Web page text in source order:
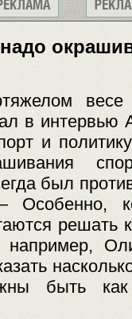
весе
в интервью
и
был
Особенно,
решать
быть